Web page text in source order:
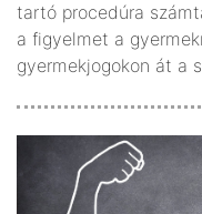
tartó procedúra
a figyelmet a
gyermekjogokon át a